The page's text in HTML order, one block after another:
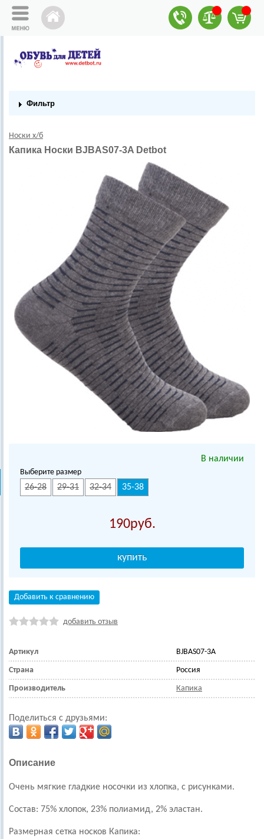
Фильтр
Носки х/б
Капика Носки BJBAS07-3A Detbot
В наличии
Выберите размер
26-28 29-31 32-34 35-38
190
Добавить к сравнению
добавить отзыв
Артикул BJBAS07-3A
Страна Россия
Производитель Капика
Поделиться с друзьями:
Описание
Очень мягкие гладкие носочки из хлопка, c рисунками.
Состав: 75% хлопок, 23% полиамид, 2% эластан.
Размерная сетка носков Капика: